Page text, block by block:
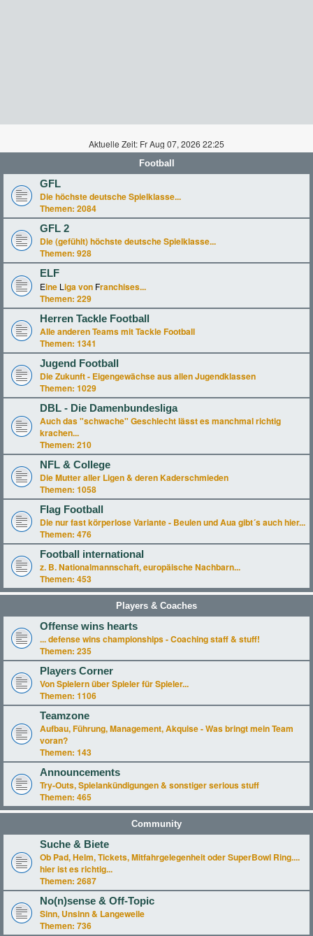
Aktuelle Zeit: Fr Aug 07, 2026 22:25
Football
GFL
Die höchste deutsche Spielklasse...
Themen: 2084
GFL 2
Die (gefühlt) höchste deutsche Spielklasse...
Themen: 928
ELF
Eine L iga von Franchises...
Themen: 229
Herren Tackle Football
Alle anderen Teams mit Tackle Football
Themen: 1341
Jugend Football
Die Zukunft - Eigengewächse aus allen Jugendklassen
Themen: 1029
DBL - Die Damenbundesliga
Auch das "schwache" Geschlecht lässt es manchmal richtig
krachen...
Themen: 210
NFL & College
Die Mutter aller Ligen & deren Kaderschmieden
Themen: 1058
Flag Football
Die nur fast körperlose Variante - Beulen und Aua gibt´s auch hier...
Themen: 476
Football international
z. B. Nationalmannschaft, europäische Nachbarn...
Themen: 453
Players & Coaches
Offense wins hearts
... defense wins championships - Coaching staff & stuff!
Themen: 235
Players Corner
Von Spielern über Spieler für Spieler...
Themen: 1106
Teamzone
Aufbau, Führung, Management, Akquise - Was bringt mein Team
voran?
Themen: 143
Announcements
Try-Outs, Spielankündigungen & sonstiger serious stuff
Themen: 465
Community
Suche & Biete
Ob Pad, Helm, Tickets, Mitfahrgelegenheit oder SuperBowl Ring....
hier ist es richtig...
Themen: 2687
No(n)sense & Off-Topic
Sinn, Unsinn & Langeweile
Themen: 736